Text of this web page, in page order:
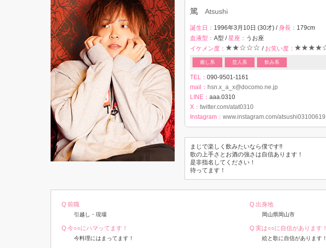
篤 Atsushi
誕生日： 1996年3月10日 (30才) /身長： 179cm
血液型： A型 /星座： うお座
イケメン度：
/ お笑い度：
癒し系 芸人系 飲み系
TEL： 090-9501-1161
mail： hsn.x_a_x@docomo.ne.jp
LINE： aaa.0310
X： twitter.com/atat0310
Instagram： www.instagram.com/atsushi03100619
まじで楽しく飲みたいなら僕です!!
歌の上手さとお酒の強さは自信あります！
是非指名してください！
待ってます！
Q 前職
引越し・現場
Q 出身地
岡山県岡山市
Q 今○○にハマッてます！
今料理にはまってます！
Q 実は○○に自信があります！
絵と歌に自信があります！